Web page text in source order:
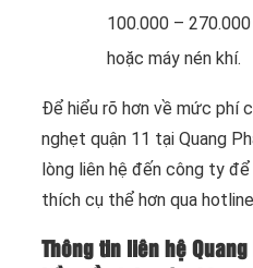
100.000 –
hoặc máy nén khí.
Để hiểu rõ hơn về mức phí
nghẹt quận 11 tại Quang
lòng liên hệ đến công ty
thích cụ thể hơn qua
Thông tin liên hệ